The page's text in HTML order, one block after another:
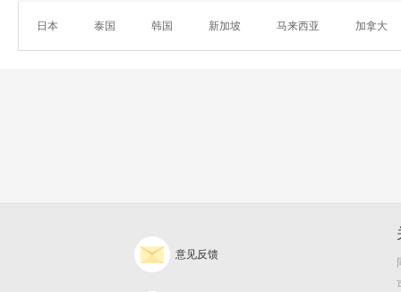
日本 泰国 韩国 新加坡 马来西亚 加拿大
意见反馈